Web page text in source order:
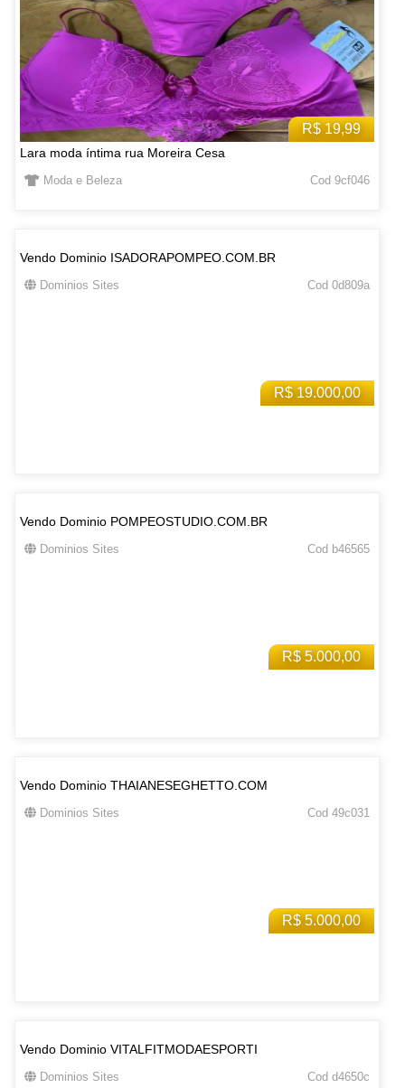
R$ 19,99
Lara moda íntima rua Moreira Cesa
Moda e Beleza Cod 9cf046
R$ 19.000,00
Vendo Dominio ISADORAPOMPEO.COM.BR
Dominios Sites Cod 0d809a
R$ 5.000,00
Vendo Dominio POMPEOSTUDIO.COM.BR
Dominios Sites Cod b46565
R$ 5.000,00
Vendo Dominio THAIANESEGHETTO.COM
Dominios Sites Cod 49c031
Vendo Dominio VITALFITMODAESPORTI
Dominios Sites Cod d4650c